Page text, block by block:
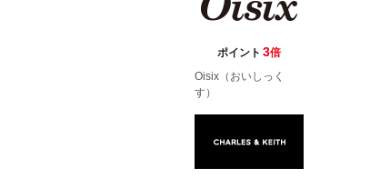
ポイント 3倍
Oisix（おいしっく
す）